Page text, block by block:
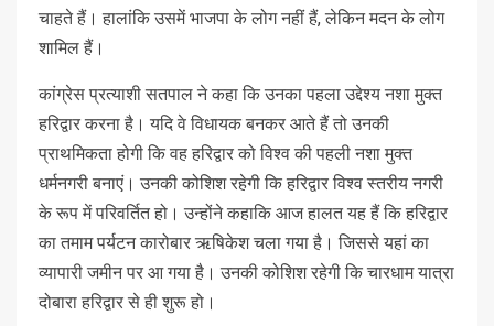
चाहते हैं। हालांकि उसमें भाजपा के लोग नहीं हैं, लेकिन मदन के लोग
शामिल हैं।
कांग्रेस प्रत्याशी सतपाल ने कहा कि उनका पहला उद्देश्य नशा मुक्त
हरिद्वार करना है। यदि वे विधायक बनकर आते हैं तो उनकी
प्राथमिकता होगी कि वह हरिद्वार को विश्व की पहली नशा मुक्त
धर्मनगरी बनाएं। उनकी कोशिश रहेगी कि हरिद्वार विश्व स्तरीय नगरी
के रूप में परिवर्तित हो। उन्होंने कहाकि आज हालत यह हैं कि हरिद्वार
का तमाम पर्यटन कारोबार ऋषिकेश चला गया है। जिससे यहां का
व्यापारी जमीन पर आ गया है। उनकी कोशिश रहेगी कि चारधाम यात्रा
दोबारा हरिद्वार से ही शुरू हो।